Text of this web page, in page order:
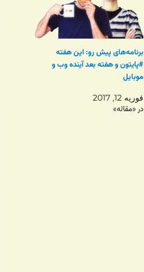
برنامه‌های پیش رو: این‌ هفته
#پایتون و هفته بعد آینده وب و
موبایل
فوریه 12, 2017
در «مقاله»